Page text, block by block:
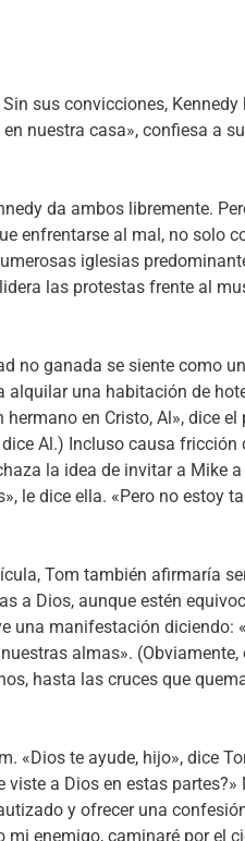
sus convicciones,
nuestra casa», confiesa a
da ambos libremente.
enfrentarse al mal, no solo
iglesias
las protestas frente al
no ganada se siente como
alquilar una habitación de
en Cristo, Al», dice el
Al.) Incluso causa fricción
la idea de invitar a Mike
le dice ella. «Pero no estoy
Tom también afirmaría
a Dios, aunque estén
una manifestación diciendo:
almas». (Obviamente,
hasta las cruces que
«Dios te ayude, hijo», dice
a Dios en estas partes?»
y ofrecer una
enemigo, caminaré por el